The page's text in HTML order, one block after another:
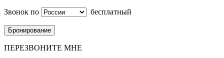
Звонок по
бесплатный
Бронирование
ПЕРЕЗВОНИТЕ МНЕ